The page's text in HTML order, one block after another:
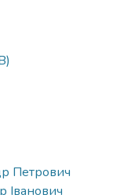
Петрович
Іванович